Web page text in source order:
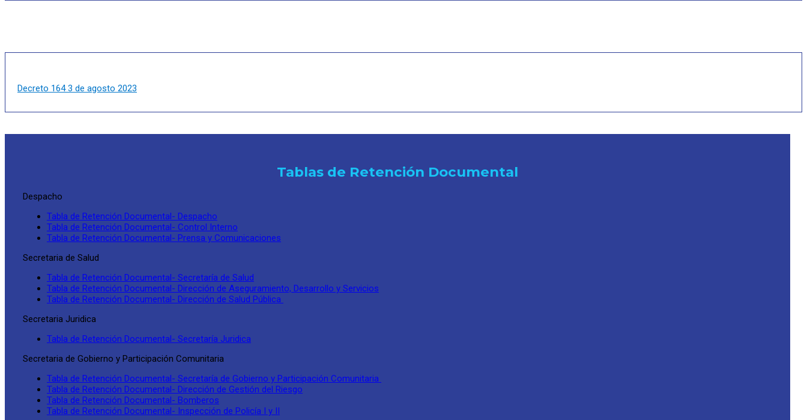
Decreto 164 3 de agosto 2023
Tablas de Retención Documental
Despacho
Tabla de Retención Documental- Despacho
Tabla de Retención Documental- Control Interno
Tabla de Retención Documental- Prensa y Comunicaciones
Secretaria de Salud
Tabla de Retención Documental- Secretaría de Salud
Tabla de Retención Documental- Dirección de Aseguramiento, Desarrollo y Servicios
Tabla de Retención Documental- Dirección de Salud Pública
Secretaria Juridica
Tabla de Retención Documental- Secretaría Juridica
Secretaria de Gobierno y Participación Comunitaria
Tabla de Retención Documental- Secretaría de Gobierno y Participación Comunitaria
Tabla de Retención Documental- Dirección de Gestión del Riesgo
Tabla de Retención Documental- Bomberos
Tabla de Retención Documental- Inspección de Policía I y II